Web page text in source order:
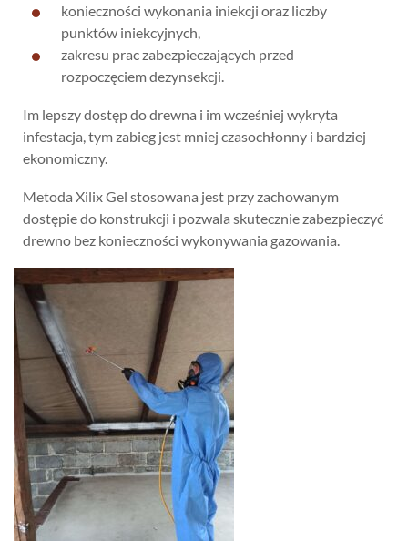
konieczności wykonania iniekcji oraz liczby
punktów iniekcyjnych,
zakresu prac zabezpieczających przed
rozpoczęciem dezynsekcji.
Im lepszy dostęp do drewna i im wcześniej wykryta
infestacja, tym zabieg jest mniej czasochłonny i bardziej
ekonomiczny.
Metoda Xilix Gel stosowana jest przy zachowanym
dostępie do konstrukcji i pozwala skutecznie zabezpieczyć
drewno bez konieczności wykonywania gazowania.